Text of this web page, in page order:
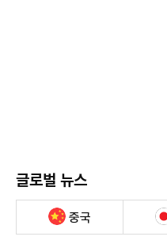
글로벌 뉴스
중국